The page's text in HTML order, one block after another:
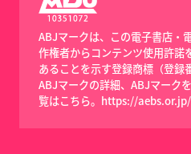
ABJマークは、この電子書店・
作権者からコンテンツ使用許諾
あることを示す登録商標（登録
ABJマークの詳細、ABJマーク
覧はこちら。 https://aebs.or.jp/